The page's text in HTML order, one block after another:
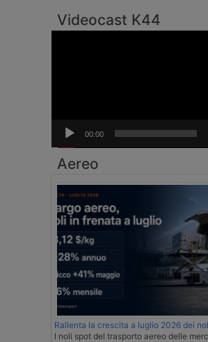
Videocast K44
00:00
Aereo
Rallenta la crescita a luglio 2026 dei
I noli spot del trasporto aereo delle